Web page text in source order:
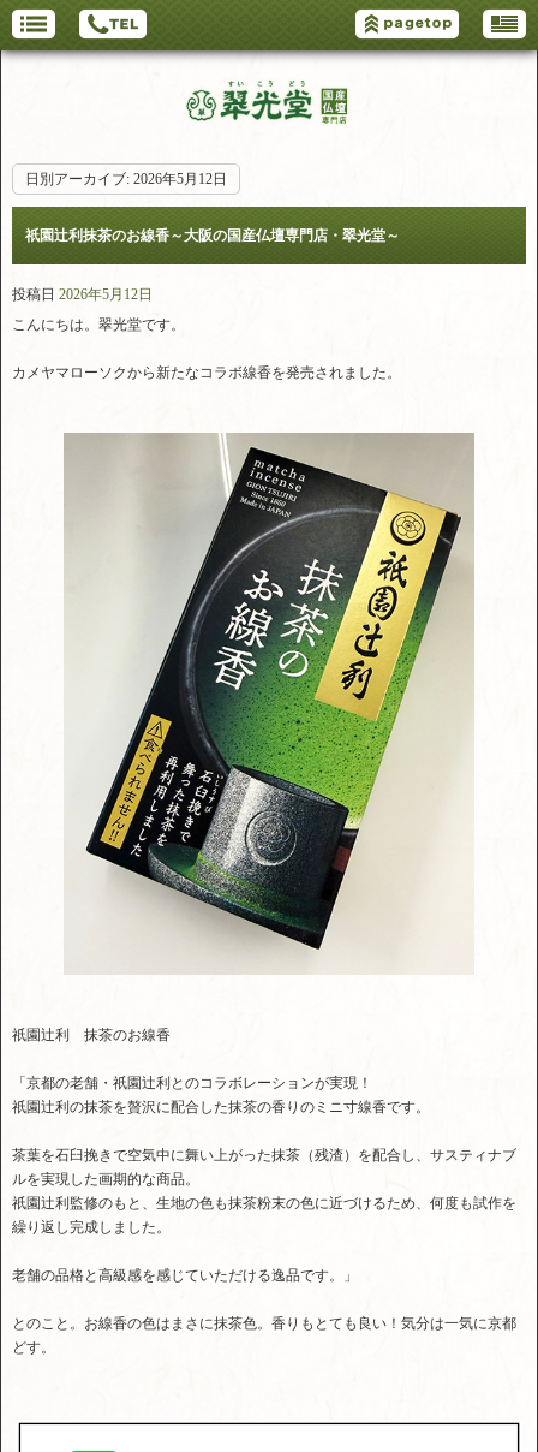
日別アーカイブ: 2026年5月12日
祇園辻利抹茶のお線香～大阪の国産仏壇専門店・翠光堂～
投稿日 2026年5月12日
こんにちは。翠光堂です。
カメヤマローソクから新たなコラボ線香を発売されました。
祇園辻利 抹茶のお線香
「京都の老舗・祇園辻利とのコラボレーションが実現！
祇園辻利の抹茶を贅沢に配合した抹茶の香りのミニ寸線香です。
茶葉を石臼挽きで空気中に舞い上がった抹茶（残渣）を配合し、サスティナブ
ルを実現した画期的な商品。
祇園辻利監修のもと、生地の色も抹茶粉末の色に近づけるため、何度も試作を
繰り返し完成しました。
老舗の品格と高級感を感じていただける逸品です。」
とのこと。お線香の色はまさに抹茶色。香りもとても良い！気分は一気に京都
どす。